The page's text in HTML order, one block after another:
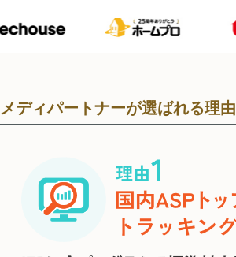
メディパートナーが選ばれる理由